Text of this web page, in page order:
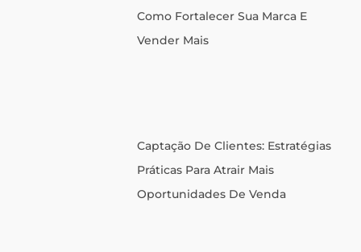
Como Fortalecer Sua Marca E
Vender Mais
Captação De Clientes: Estratégias
Práticas Para Atrair Mais
Oportunidades De Venda